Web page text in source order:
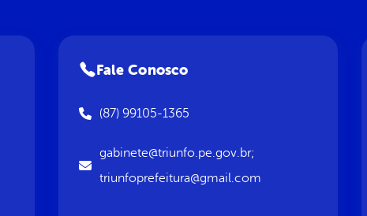
Fale Conosco
(87) 99105-1365
gabinete@triunfo.pe.gov.br;
triunfoprefeitura@gmail.com